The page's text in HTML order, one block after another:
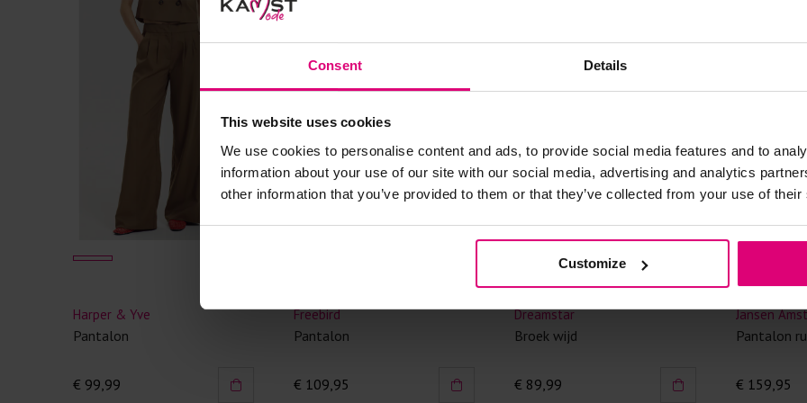
Consent Details
This website uses cookies
We use cookies to personalise content and ads, to provide social media features and to
information about your use of our site with our social media, advertising and analytics
other information that you’ve provided to them or that they’ve collected from your use of
Customize
Gebruik
artikelen
Selecteer
Gebreide
Allereerst:
Was in de
voorkomt
Was zo
Droog het
Controleer
Harper & Yve
Pantalon
€ 99,99
Freebird
Pantalon
€ 109,95
Dreamstar
Broek wijd
€ 89,99
Jansen
Pantalon
€ 159,95